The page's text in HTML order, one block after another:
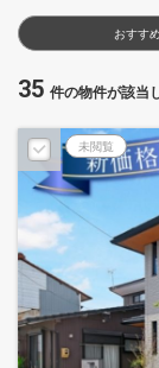
おすす
35 件の物件が該当
未閲覧